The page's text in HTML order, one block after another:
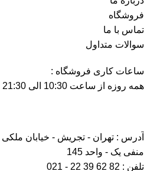
فروشگاه
تماس با ما
سوالات متداول
ساعات کاری فروشگاه :
همه روزه از ساعت 10:30 الی 21:30
آدرس : تهران - تجریش - خیابان
منفی یک - واحد 145
تلفن : 82 62 39 22 - 021